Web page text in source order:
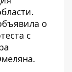
о
с